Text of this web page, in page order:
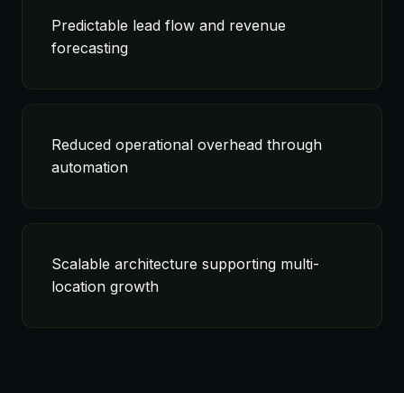
Predictable lead flow and revenue
forecasting
Reduced operational overhead through
automation
Scalable architecture supporting multi-
location growth